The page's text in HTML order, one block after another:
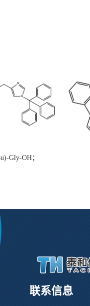
Gly-OH；
联系信息